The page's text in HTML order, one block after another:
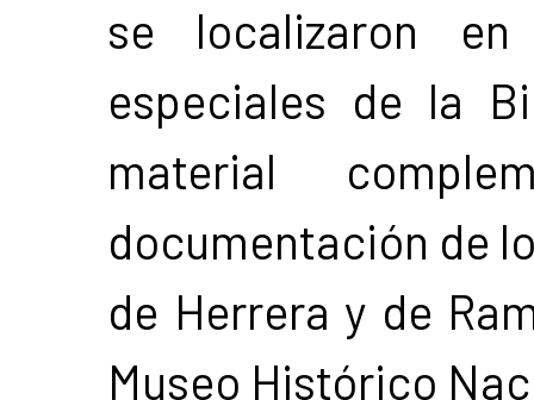
se localizaron
especiales de la
material
documentación de
de Herrera y de
Museo Histórico